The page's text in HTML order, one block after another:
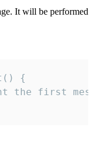
It will be performed
{
the first